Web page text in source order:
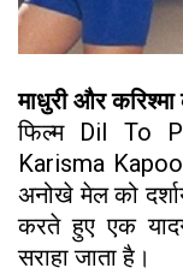
माधुरी और
फिल्म Dil To
Karisma
अनोखे मेल को
करते हुए एक
सराहा जाता है।